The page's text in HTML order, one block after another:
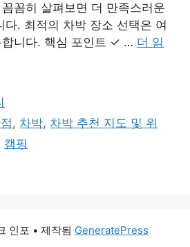
꼼히 살펴보면 더 만족스러운
다. 최적의 차박 장소 선택은 여
합니다. 핵심 포인트 ✓ … 더 읽
, 차박, 차박 추천 지도 및 위
캠핑
인포 • 제작됨 GeneratePress